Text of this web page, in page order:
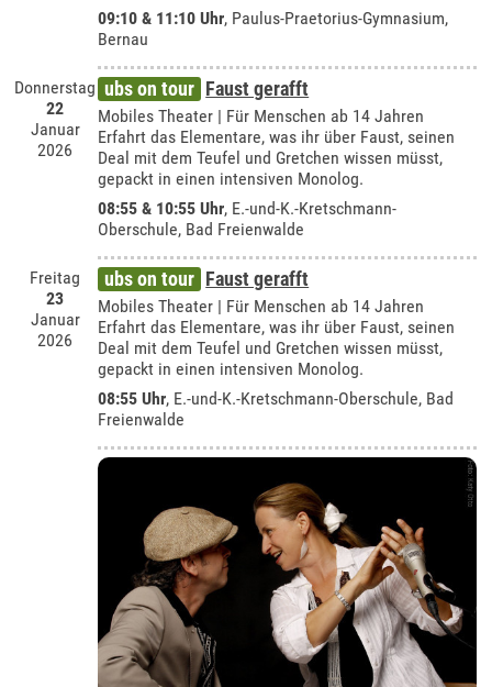
09:10 & 11:10 Uhr, Paulus-Praetorius-Gymnasium,
Bernau
Donnerstag
22
Januar
2026
ubs on tour Faust gerafft
Mobiles Theater | Für Menschen ab 14 Jahren
Erfahrt das Elementare, was ihr über Faust, seinen
Deal mit dem Teufel und Gretchen wissen müsst,
gepackt in einen intensiven Monolog.
08:55 & 10:55 Uhr, E.-und-K.-Kretschmann-
Oberschule, Bad Freienwalde
Freitag
23
Januar
2026
ubs on tour Faust gerafft
Mobiles Theater | Für Menschen ab 14 Jahren
Erfahrt das Elementare, was ihr über Faust, seinen
Deal mit dem Teufel und Gretchen wissen müsst,
gepackt in einen intensiven Monolog.
08:55 Uhr, E.-und-K.-Kretschmann-Oberschule, Bad
Freienwalde